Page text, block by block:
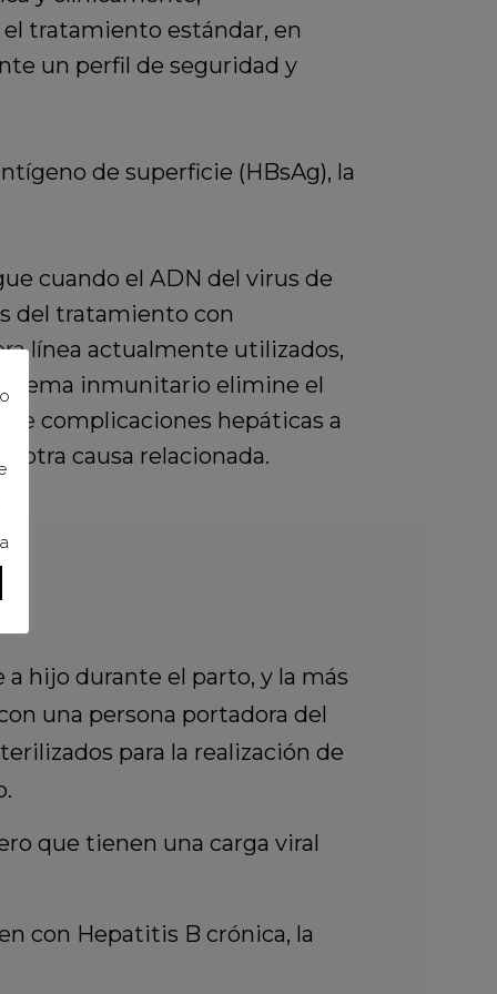
tratamiento estándar, en
un perfil de seguridad y
de superficie (HBsAg), la
cuando el ADN del virus de
del tratamiento con
línea actualmente utilizados,
inmunitario elimine el
complicaciones hepáticas a
otra causa relacionada.
hijo durante el parto, y la más
una persona portadora del
para la realización de
que tienen una carga viral
con Hepatitis B crónica, la